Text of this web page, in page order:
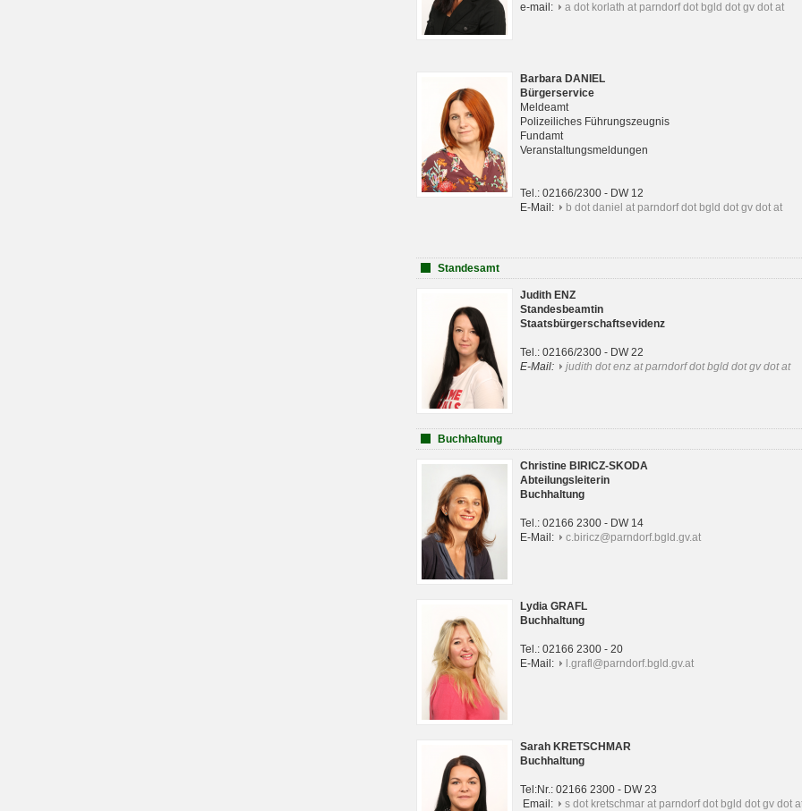
e-mail:
a dot korlath at parndorf dot bgld dot gv dot at
Barbara DANIEL
Bürgerservice
Meldeamt
Polizeiliches Führungszeugnis
Fundamt
Veranstaltungsmeldungen
Tel.: 02166/2300 - DW 12
E-Mail:
b dot daniel at parndorf dot bgld dot gv dot at
Standesamt
Judith ENZ
Standesbeamtin
Staatsbürgerschaftsevidenz
Tel.: 02166/2300 - DW 22
E-Mail:
judith dot enz at parndorf dot bgld dot gv dot at
Buchhaltung
Christine BIRICZ-SKODA
Abteilungsleiterin
Buchhaltung
Tel.: 02166 2300 - DW 14
E-Mail:
c.biricz@parndorf.bgld.gv.at
Lydia GRAFL
Buchhaltung
Tel.: 02166 2300 - 20
E-Mail:
l.grafl@parndorf.bgld.gv.at
Sarah KRETSCHMAR
Buchhaltung
Tel:Nr.: 02166 2300 - DW 23
Email:
s dot kretschmar at parndorf dot bgld dot gv dot